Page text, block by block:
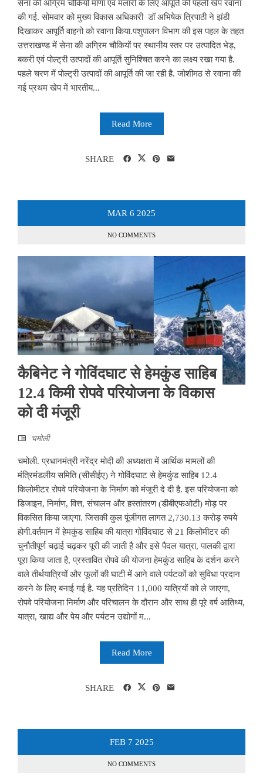
सेना की अग्रिम चौकियों माणा एवं मलारी के लिए आपूर्ति की पहली खेप रवाना
की गई. सोमवार को मुख्य विकास अधिकारी डॉ अभिषेक त्रिपाठी ने झंडी
दिखाकर आपूर्ति वाहनो को रवाना किया.पशुपालन विभाग की इस पहल के तहत
उत्तराखण्ड में सेना की अग्रिम चौकियों पर स्थानीय स्तर पर उत्पादित भेड़,
बकरी एवं पोल्ट्री उत्पादों की आपूर्ति सुनिश्चित करने का लक्ष्य रखा गया है.
पहले चरण में पोल्ट्री उत्पादों की आपूर्ति की जा रही है. जोशीमठ से रवाना की
गई प्रथम खेप में भारतीय...
Read More
SHARE
MAR 6 2025
NO COMMENTS
कैबिनेट ने गोविंदघाट से हेमकुंड साहिब
12.4 किमी रोपवे परियोजना के विकास
को दी मंजूरी
चमोली
चमोली. प्रधानमंत्री नरेंद्र मोदी की अध्यक्षता में आर्थिक मामलों की
मंत्रिमंडलीय समिति (सीसीईए) ने गोविंदघाट से हेमकुंड साहिब 12.4
किलोमीटर रोपवे परियोजना के निर्माण को मंजूरी दे दी है. इस परियोजना को
डिजाइन, निर्माण, वित्त, संचालन और हस्तांतरण (डीबीएफओटी) मोड़ पर
विकसित किया जाएगा. जिसकी कुल पूंजीगत लागत 2,730.13 करोड़ रुपये
होगी.वर्तमान में हेमकुंड साहिब की यात्रा गोविंदघाट से 21 किलोमीटर की
चुनौतीपूर्ण चढ़ाई चढ़कर पूरी की जाती है और इसे पैदल यात्रा, पालकी द्वारा
पूरा किया जाता है, प्रस्तावित रोपवे की योजना हेमकुंड साहिब के दर्शन करने
वाले तीर्थयात्रियों और फूलों की घाटी में आने वाले पर्यटकों को सुविधा प्रदान
करने के लिए बनाई गई है. यह प्रतिदिन 11,000 यात्रियों को ले जाएगा,
रोपवे परियोजना निर्माण और परिचालन के दौरान और साथ ही पूरे वर्ष आतिथ्य,
यात्रा, खाद्य और पेय और पर्यटन उद्योगों म...
Read More
SHARE
FEB 7 2025
NO COMMENTS